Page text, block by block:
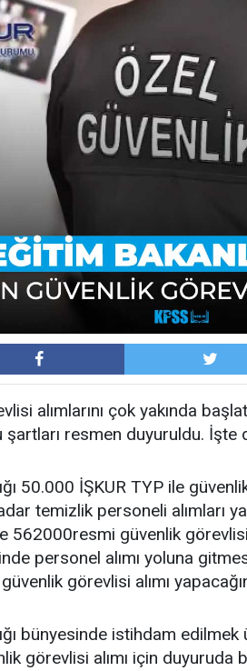
alımlarını çok yakında
şartları resmen duyuruldu. İşte
50.000 İŞKUR TYP ile
temizlik personeli alımları
562000resmi güvenlik görevlisi
personel alımı yoluna
görevlisi alımı
bünyesinde istihdam
görevlisi alımı için duyuruda